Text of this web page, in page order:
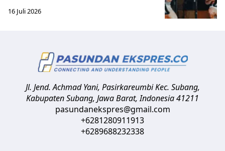
16 Juli 2026
Jl. Jend. Achmad Yani, Pasirkareumbi Kec. Subang,
Kabupaten Subang, Jawa Barat,Indonesia41211
pasundanekspres@gmail.com
+6281280911913
+6289688232338